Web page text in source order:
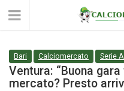
Bari Calciomercato Serie A
Ventura: “Buona gara
mercato? Presto